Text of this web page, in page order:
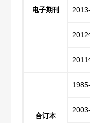
电子期刊
2012
2011
合订本